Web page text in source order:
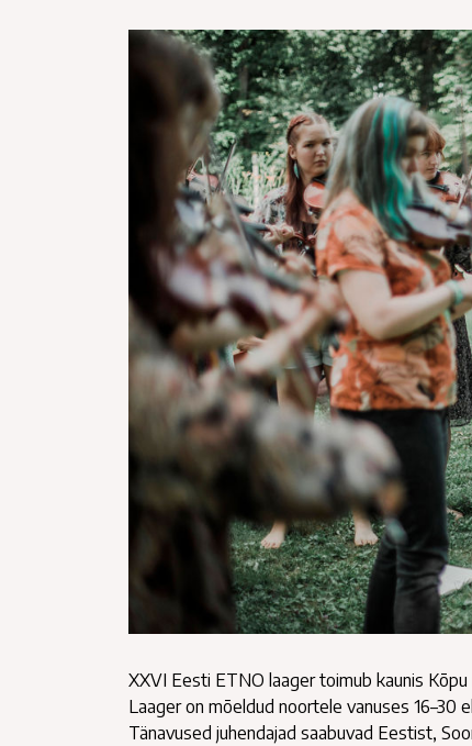
XXVI Eesti ETNO laager toimub kaunis Kõpu
Laager on mõeldud noortele vanuses 16–30
Tänavused juhendajad saabuvad Eestist,